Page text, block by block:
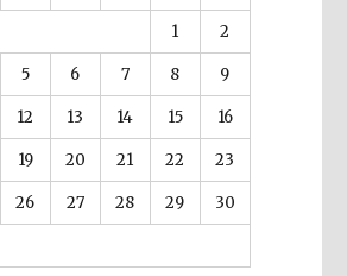
1 2
5 6 7 8 9
12 13 14 15 16
19 20 21 22 23
26 27 28 29 30